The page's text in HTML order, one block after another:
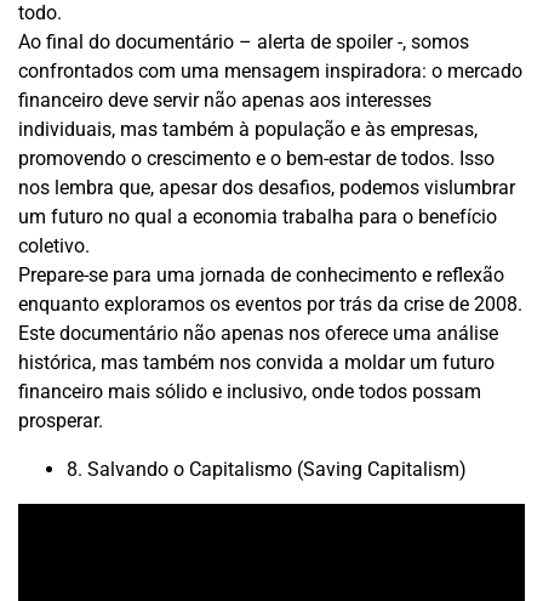
todo.
Ao final do documentário – alerta de spoiler -, somos
confrontados com uma mensagem inspiradora: o mercado
financeiro deve servir não apenas aos interesses
individuais, mas também à população e às empresas,
promovendo o crescimento e o bem-estar de todos. Isso
nos lembra que, apesar dos desafios, podemos vislumbrar
um futuro no qual a economia trabalha para o benefício
coletivo.
Prepare-se para uma jornada de conhecimento e reflexão
enquanto exploramos os eventos por trás da crise de 2008.
Este documentário não apenas nos oferece uma análise
histórica, mas também nos convida a moldar um futuro
financeiro mais sólido e inclusivo, onde todos possam
prosperar.
8. Salvando o Capitalismo (Saving Capitalism)